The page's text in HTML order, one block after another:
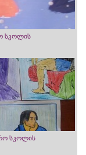
სკოლის
სკოლის